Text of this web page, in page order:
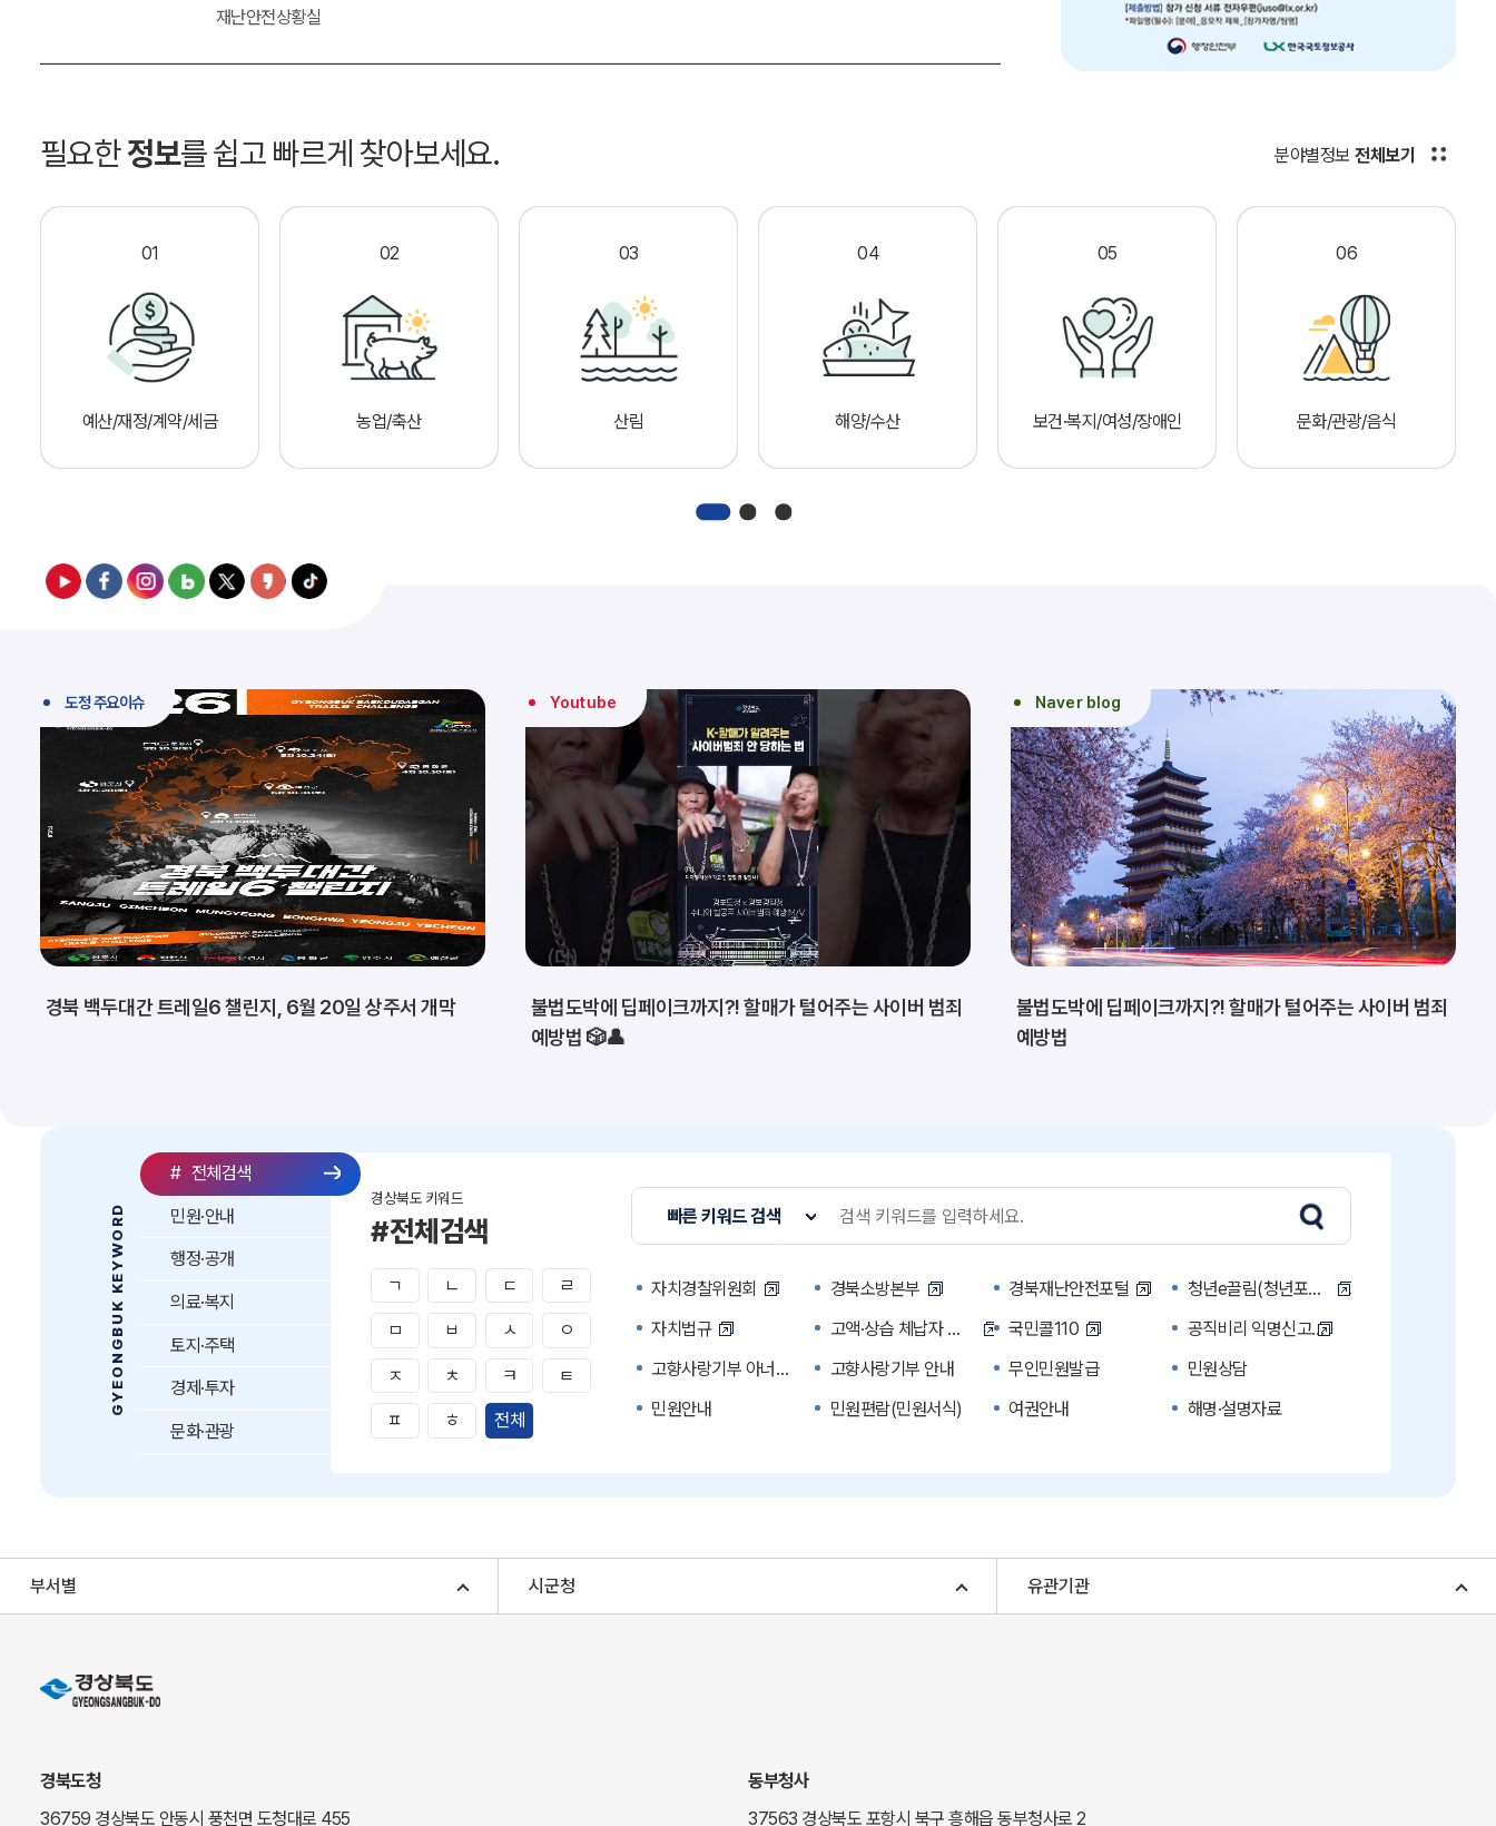
재난안전상황실
필요한정보를 쉽고 빠르게 찾아보세요.
01
예산/재정/계약/세금
02
농업/축산
03
산림
04
해양/수산
05
보건·복지/여성/장애인
06
문화/관광/음식
분야별정보 전체보기
도정 주요이슈
경북 백두대간 트레일6 챌린지, 6월 20일 상주서 개막
Youtube
불법도박에 딥페이크까지?! 할매가 털어주는 사이버 범죄
예방법 🎲👤
Naver blog
불법도박에 딥페이크까지?! 할매가 털어주는 사이버 범죄
예방법
GYEONGBUK KEYWORD
# 전체검색
경상북도 키워드
#전체검색
ㄱ ㄴ ㄷ ㄹ
ㅁ ㅂ ㅅ ㅇ
ㅈ ㅊ ㅋ ㅌ
ㅍ ㅎ 전체
빠른 키워드 검색
자치경찰위원회 경북소방본부 경북재난안전포털
청년e끌림(청년포털)
자치법규
고액·상습 체납자 명단 국민콜110
공직비리 익명신고
고향사랑기부 아너스 클럽
고향사랑기부 안내 무인민원발급
민원상담
민원안내
민원편람(민원서식) 여권안내
해명·설명자료
귀농귀촌종합지원센터
부동산중개보수 안내 조상 땅 찾기
토지이용계획
경북e맛(음식정보)
도립예술단 공연소개 동락관
민원·안내
행정·공개
의료·복지
토지·주택
경제·투자
문화·관광
부서별 시군청 유관기관
경북도청
36759 경상북도 안동시 풍천면 도청대로 455
동부청사
37563 경상북도 포항시 북구 흥해읍 동부청사로 2